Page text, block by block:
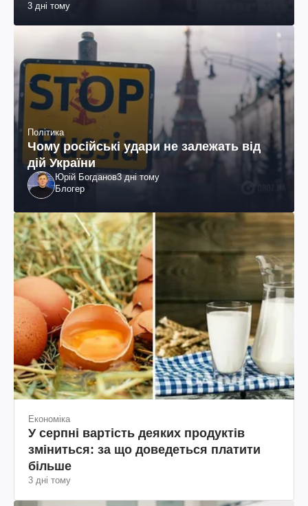
3 дні тому
Політика
Чому російські удари не залежать від
дій України
Юрій Богданов3 дні тому
Блогер
Економіка
У серпні вартість деяких продуктів
зміниться: за що доведеться платити
більше
3 дні тому